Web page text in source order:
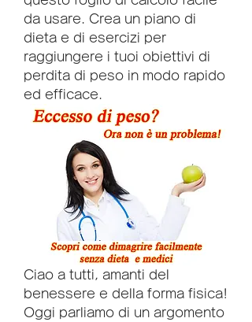
da usare. Crea un piano di
dieta e di esercizi per
raggiungere i tuoi obiettivi di
perdita di peso in modo rapido
ed efficace.
Ciao a tutti, amanti del
benessere e della forma fisica!
Oggi parliamo di un argomento